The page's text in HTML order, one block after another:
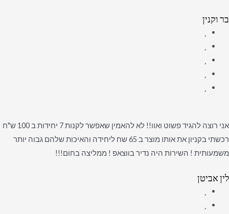
בר וקנין
אני רוצה להגיד פשוט ואוו!! לא להאמין שאפשר לקנות 7 יחידות ב 100 ש"ח
רכשתי בקניון את אותו מוצר ב 65 שח ליחידה והאיכות שלהם גבוה יותר
משמעותית ! השירות היה נדיר בווצאפ ! ממליצה בחום!!!
לין אביטן